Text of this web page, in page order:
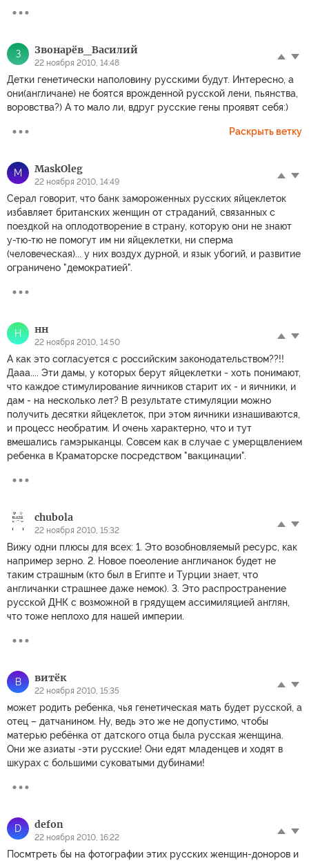
З Звонарёв_Василий
22 ноября 2010, 14:48
Детки генетически наполовину русскими будут. Интересно, а
они(англичане) не боятся врожденной русской лени, пьянства,
воровства?) А то мало ли, вдруг русские гены проявят себя:)
Раскрыть ветку
M MaskOleg
22 ноября 2010, 14:49
Серал говорит, что банк замороженных русских яйцеклеток
избавляет британских женщин от страданий, связанных с
поездкой на оплодотворение в страну, которую они не знают
у-тю-тю не помогут им ни яйцеклетки, ни сперма
(человеческая)... у них воздух дурной, и язык убогий, и развитие
ограничено "демократией".
Н нн
22 ноября 2010, 14:50
А как это согласуется с российским законодательством??!!
Дааа.... Эти дамы, у которых берут яйцеклетки - хоть понимают,
что каждое стимулирование яичников старит их - и яичники, и
дам - на несколько лет? В результате стимуляции можно
получить десятки яйцеклеток, при этом яичники изнашиваются,
и процесс необратим. И очень характерно, что и тут
вмешались гамэрыканцы. Совсем как в случае с умерщвлением
ребенка в Краматорске посредством "вакцинации".
chubola
22 ноября 2010, 15:32
Вижу одни плюсы для всех: 1. Это возобновляемый ресурс, как
например зерно. 2. Новое поеоление англичанок будет не
таким страшным (кто был в Египте и Турции знает, что
англичанки страшнее даже немок). 3. Это распространение
русской ДНК с возможной в грядущем ассимиляцией англян,
что тоже неплохо для нашей империи.
В витёк
22 ноября 2010, 15:35
может родить ребенка, чья генетическая мать будет русской, а
отец – датчанином. Ну, ведь это же не допустимо, чтобы
матерью ребёнка от датского отца была русская женщина.
Они же азиаты -эти русские! Они едят младенцев и ходят в
шкурах с большими суковатыми дубинами!
D defon
22 ноября 2010, 16:22
Посмтреть бы на фотографии этих русских женщин-доноров и